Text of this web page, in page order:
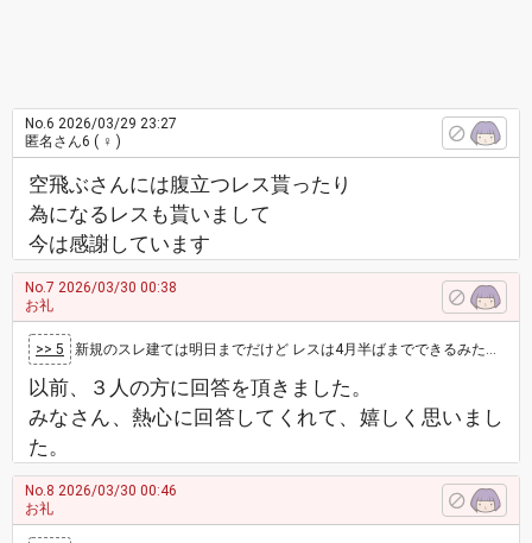
No.6 2026/03/29 23:27
匿名さん6 ( ♀ )
空飛ぶさんには腹立つレス貰ったり
為になるレスも貰いまして
今は感謝しています
No.7 2026/03/30 00:38
お礼
>> 5 新規のスレ建ては明日までだけど レスは4月半ばまでできるみたいだから 呼ぼうと思えばできるかも
以前、３人の方に回答を頂きました。
みなさん、熱心に回答してくれて、嬉しく思いまし
た。
No.8 2026/03/30 00:46
お礼